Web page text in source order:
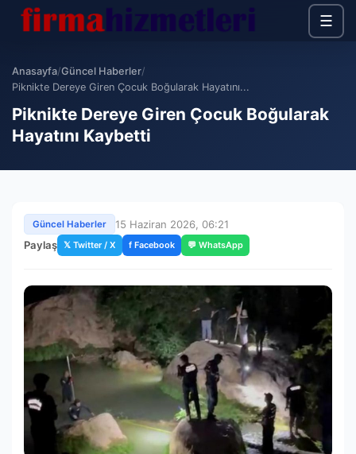
☰
Anasayfa/Güncel Haberler/
Piknikte Dereye Giren Çocuk Boğularak Hayatını...
Piknikte Dereye Giren Çocuk Boğularak
Hayatını Kaybetti
Güncel Haberler
15 Haziran 2026, 06:21
Paylaş 𝕏 Twitter / X f Facebook 💬 WhatsApp